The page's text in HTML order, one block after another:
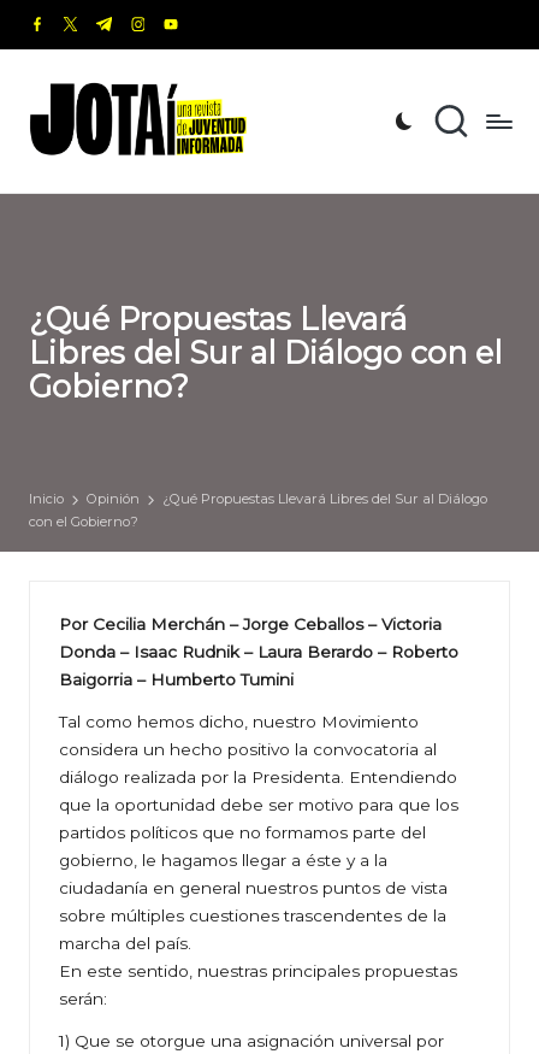
Saltar
contenido
facebook.com
twitter.com
t.me instagram.com
youtube.com
o
t
revista
de
Informada
¿Qué Propuestas Llevará
Libres del Sur al Diálogo con el
Gobierno?
Inicio Opinión
¿Qué Propuestas Llevará Libres del Sur al Diálogo
con el Gobierno?
Por Cecilia Merchán – Jorge Ceballos – Victoria
Donda – Isaac Rudnik – Laura Berardo – Roberto
Baigorria – Humberto Tumini
Tal como hemos dicho, nuestro Movimiento
considera un hecho positivo la convocatoria al
diálogo realizada por la Presidenta. Entendiendo
que la oportunidad debe ser motivo para que los
partidos políticos que no formamos parte del
gobierno, le hagamos llegar a éste y a la
ciudadanía en general nuestros puntos de vista
sobre múltiples cuestiones trascendentes de la
marcha del país.
En este sentido, nuestras principales propuestas
serán:
1) Que se otorgue una asignación universal por